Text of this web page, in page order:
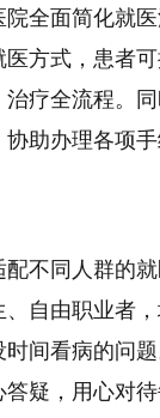
全面简化就
方式，患者
疗全流程。
助办理各项
不同人群的
自由职业者
间看病的问
疑，用心对